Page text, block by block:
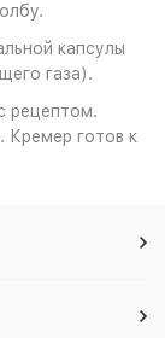
капсулы
газа).
рецептом.
Кремер готов к